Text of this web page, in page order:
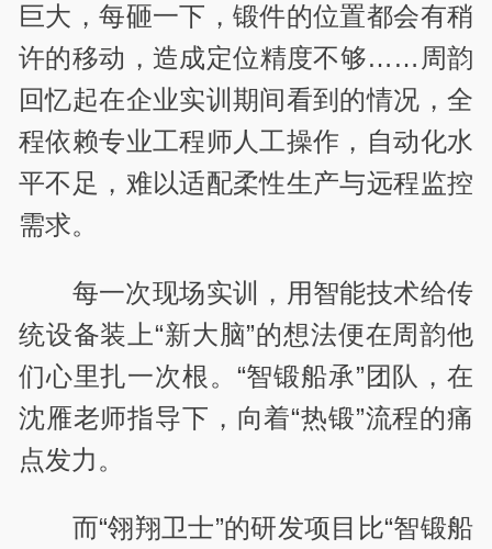
巨大，每砸一下，锻件的位置都会有稍
许的移动，造成定位精度不够……周韵
回忆起在企业实训期间看到的情况，全
程依赖专业工程师人工操作，自动化水
平不足，难以适配柔性生产与远程监控
需求。
每一次现场实训，用智能技术给传
统设备装上“新大脑”的想法便在周韵他
们心里扎一次根。“智锻船承”团队，在
沈雁老师指导下，向着“热锻”流程的痛
点发力。
而“翎翔卫士”的研发项目比“智锻船